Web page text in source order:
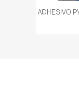
ADHESIVO